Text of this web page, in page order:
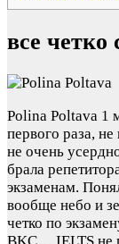
все четко
Polina Poltava 1
первого раза,
не очень
брала
экзаменам.
вообще небо и
четко по